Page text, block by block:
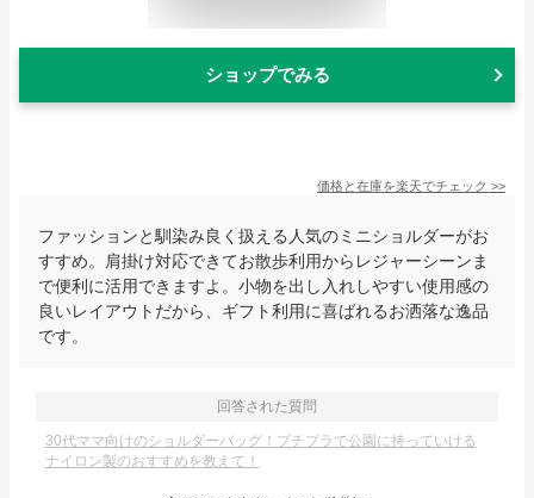
ショップでみる
価格と在庫を楽天でチェック >>
ファッションと馴染み良く扱える人気のミニショルダーがお
すすめ。肩掛け対応できてお散歩利用からレジャーシーンま
で便利に活用できますよ。小物を出し入れしやすい使用感の
良いレイアウトだから、ギフト利用に喜ばれるお洒落な逸品
です。
回答された質問
30代ママ向けのショルダーバッグ！プチプラで公園に持っていける
ナイロン製のおすすめを教えて！